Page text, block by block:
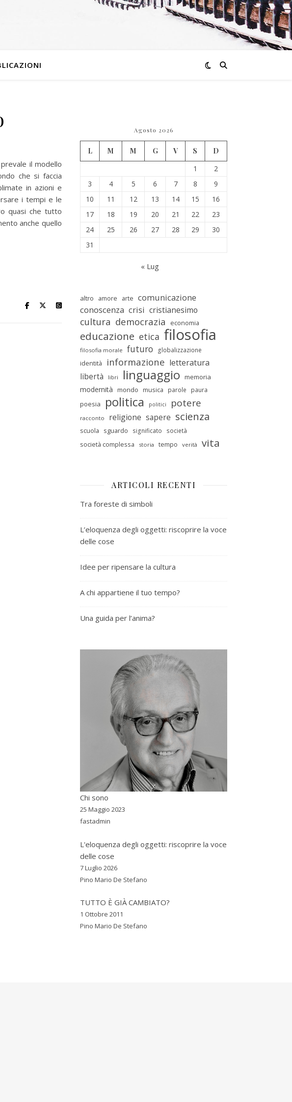
il modello
che si faccia
in azioni e
i tempi e le
quasi che tutto
anche quello
Agosto 2026
L M M G V S
D
1
2
3
4 5 6 7 8
9
10
11 12 13 14 15
16
17
18 19 20 21 22
23
24
25 26 27 28 29
30
31
« Lug
altro amore arte comunicazione
conoscenza crisi cristianesimo
cultura democrazia economia
educazione etica filosofia
filosofia morale futuro globalizzazione
identità informazione letteratura
libertà
libri linguaggio memoria
modernità mondo musica parole paura
poesia politica politici potere
racconto religione sapere scienza
scuola sguardo significato società
società complessa storia tempo verità vita
ARTICOLI RECENTI
Tra foreste di simboli
L’eloquenza degli oggetti: riscoprire la voce
delle cose
Idee per ripensare la cultura
A chi appartiene il tuo tempo?
Una guida per l’anima?
Chi sono
25 Maggio 2023
fastadmin
L'eloquenza degli oggetti: riscoprire la voce
delle cose
7 Luglio 2026
Pino Mario De Stefano
TUTTO È GIÀ CAMBIATO?
1 Ottobre 2011
Pino Mario De Stefano